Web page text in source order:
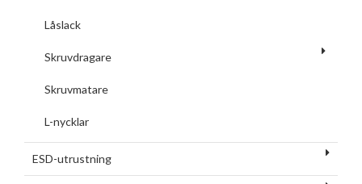
Låslack
Skruvdragare
Skruvmatare
L-nycklar
ESD-utrustning